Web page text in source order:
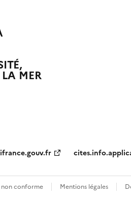
MER
conforme Mentions légales